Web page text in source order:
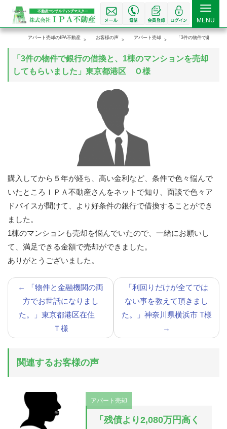
Toggle
MENU
アパート売却のIPA不動産 お客様の声 アパート売却 「3件の物件で銀行の
「3件の物件で銀行の借換と、1棟のマンションを売却
してもらいました」東京都港区 Ｏ様
購入してから５年が経ち、高い金利など、条件で色々悩んで
いたところＩＰＡ不動産さんをネットで知り、面談で色々ア
ドバイスが聞けて、より好条件の銀行で借換することができ
ました。
1棟のマンションも売却を悩んでいたので、一緒にお願いし
て、満足できる金額で売却ができました。
ありがとうございました。
←
「物件と金融機関の両
方でお世話になりまし
た。」東京都港区在住
Ｔ様
「利回りだけが全てでは
ない事を教えて頂きまし
た。」神奈川県横浜市 T様
→
関連するお客様の声
アパート売却
「残債より2,080万円高く